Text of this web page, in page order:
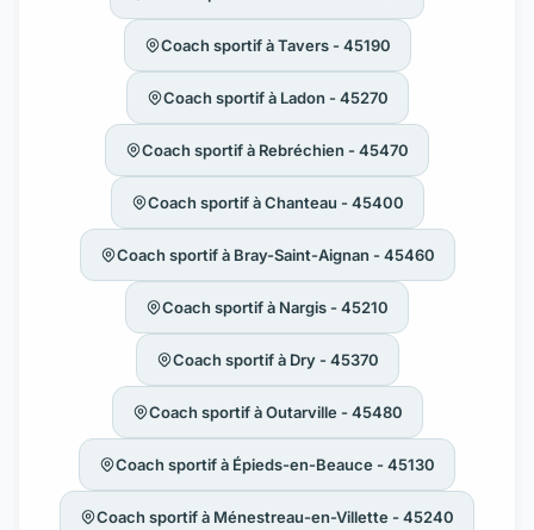
Coach sportif à Tavers - 45190
Coach sportif à Ladon - 45270
Coach sportif à Rebréchien - 45470
Coach sportif à Chanteau - 45400
Coach sportif à Bray-Saint-Aignan - 45460
Coach sportif à Nargis - 45210
Coach sportif à Dry - 45370
Coach sportif à Outarville - 45480
Coach sportif à Épieds-en-Beauce - 45130
Coach sportif à Ménestreau-en-Villette - 45240